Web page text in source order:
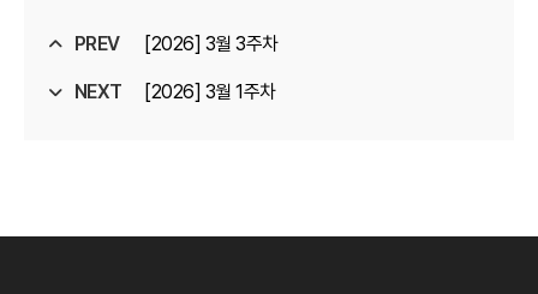
PREV [2026] 3월 3주차
NEXT [2026] 3월 1주차